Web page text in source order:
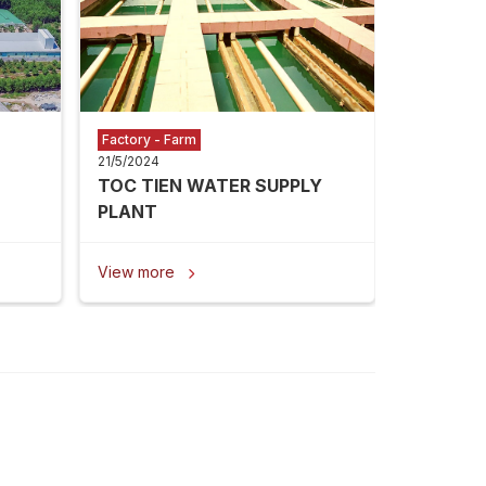
Factory - Farm
21/5/2024
TOC TIEN WATER SUPPLY
PLANT
View more 